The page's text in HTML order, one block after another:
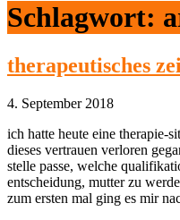
Schlagwort:
therapeutisches
4. September 2018
ich hatte heute eine therapie-
dieses vertrauen verloren
stelle passe, welche
entscheidung, mutter zu
zum ersten mal ging es mir